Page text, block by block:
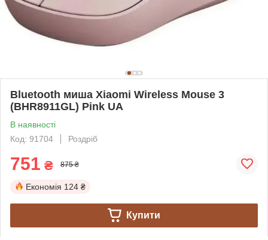
Bluetooth миша Xiaomi Wireless Mouse 3
(BHR8911GL) Pink UA
В наявності
Код: 91704
Роздріб
751 ₴ 875 ₴
Економія 124 ₴
Купити